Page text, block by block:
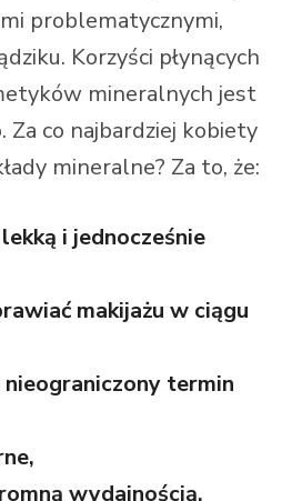
problematycznymi,
Korzyści płynących
mineralnych jest
Za co najbardziej kobiety
mineralne? Za to, że:
i jednocześnie
makijażu w ciągu
nieograniczony termin
wydajnością,